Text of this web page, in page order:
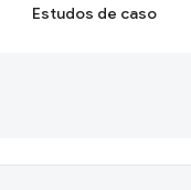
Estudos de caso